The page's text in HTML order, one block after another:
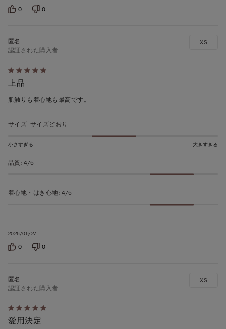
0 0
5
段
階
う
5
2026/06/27
認証された購入者
上品
肌触りも着心地も最高です。
XS
サイズ: サイズどおり
小さすぎる 大きすぎる
品質: 4/5
着心地・はき心地: 4/5
0 0
5
段
認証された購入者
愛用決定
XS